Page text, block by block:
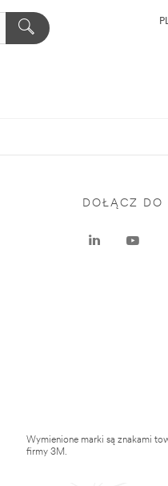
DOŁĄCZ DO
Wymienione marki są znakami
firmy 3M.